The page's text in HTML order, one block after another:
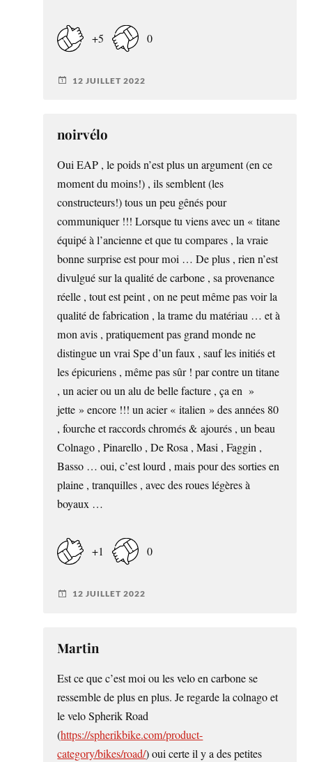
+5 0
12 JUILLET 2022
noirvélo
Oui EAP , le poids n’est plus un argument (en ce
moment du moins!) , ils semblent (les
constructeurs!) tous un peu gênés pour
communiquer !!! Lorsque tu viens avec un « titane
équipé à l’ancienne et que tu compares , la vraie
bonne surprise est pour moi … De plus , rien n’est
divulgué sur la qualité de carbone , sa provenance
réelle , tout est peint , on ne peut même pas voir la
qualité de fabrication , la trame du matériau … et à
mon avis , pratiquement pas grand monde ne
distingue un vrai Spe d’un faux , sauf les initiés et
les épicuriens , même pas sûr ! par contre un titane
, un acier ou un alu de belle facture , ça en »
jette » encore !!! un acier « italien » des années 80
, fourche et raccords chromés & ajourés , un beau
Colnago , Pinarello , De Rosa , Masi , Faggin ,
Basso … oui, c’est lourd , mais pour des sorties en
plaine , tranquilles , avec des roues légères à
boyaux …
+1 0
12 JUILLET 2022
Martin
Est ce que c’est moi ou les velo en carbone se
ressemble de plus en plus. Je regarde la colnago et
le velo Spherik Road
(https://spherikbike.com/product-
category/bikes/road/) oui certe il y a des petites